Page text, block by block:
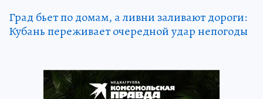
Град бьет по домам, а ливни заливают дороги:
Кубань переживает очередной удар непогоды